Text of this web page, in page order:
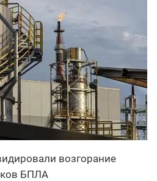
возгорание
БПЛА